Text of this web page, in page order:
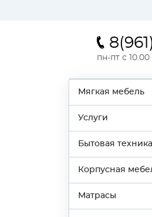
пн-пт с
Мягкая мебель
Услуги
Бытовая техника
Корпусная
Матрасы